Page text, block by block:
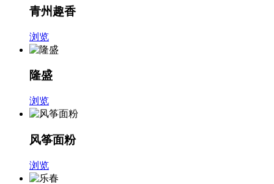
青州趣香
浏览
隆盛
浏览
风筝面粉
浏览